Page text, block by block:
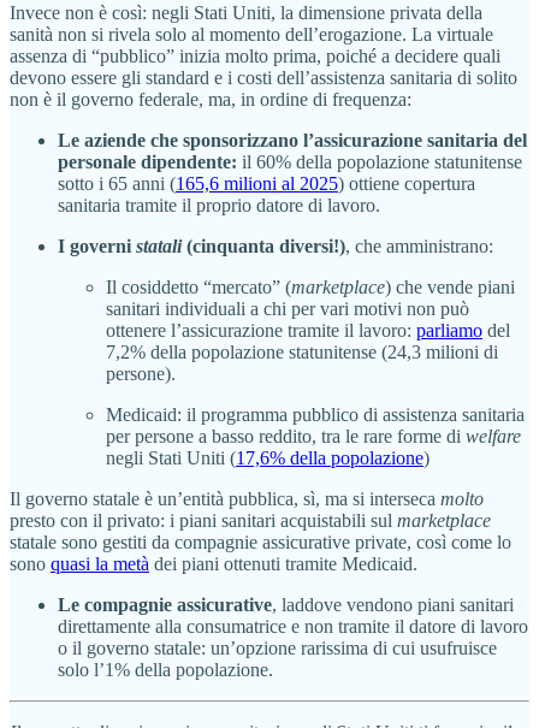
Invece non è così: negli Stati Uniti, la dimensione privata della
sanità non si rivela solo al momento dell’erogazione. La virtuale
assenza di “pubblico” inizia molto prima, poiché a decidere quali
devono essere gli standard e i costi dell’assistenza sanitaria di solito
non è il governo federale, ma, in ordine di frequenza:
Le aziende che sponsorizzano l’assicurazione sanitaria del
personale dipendente: il 60% della popolazione statunitense
sotto i 65 anni (165,6 milioni al 2025) ottiene copertura
sanitaria tramite il proprio datore di lavoro.
I governi statali(cinquanta diversi!), che amministrano:
Il cosiddetto “mercato” (marketplace) che vende piani
sanitari individuali a chi per vari motivi non può
ottenere l’assicurazione tramite il lavoro: parliamo del
7,2% della popolazione statunitense (24,3 milioni di
persone).
Medicaid: il programma pubblico di assistenza sanitaria
per persone a basso reddito, tra le rare forme di welfare
negli Stati Uniti (17,6% della popolazione)
Il governo statale è un’entità pubblica, sì, ma si interseca molto
presto con il privato: i piani sanitari acquistabili sul marketplace
statale sono gestiti da compagnie assicurative private, così come lo
sono quasi la metà dei piani ottenuti tramite Medicaid.
Le compagnie assicurative, laddove vendono piani sanitari
direttamente alla consumatrice e non tramite il datore di lavoro
o il governo statale: un’opzione rarissima di cui usufruisce
solo l’1% della popolazione.